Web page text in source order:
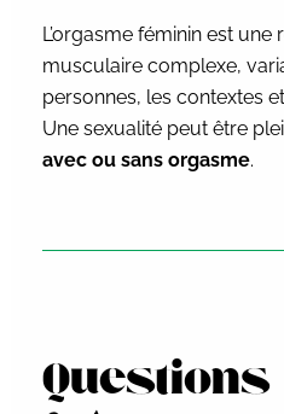
L’orgasme féminin est
musculaire complexe,
personnes, les contextes
Une sexualité peut être
avec ou sans orgasme.
Questions